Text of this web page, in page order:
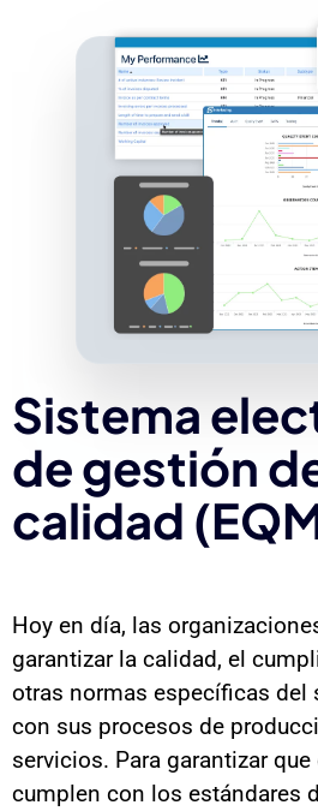
Sistema
de gestión
calidad
Hoy en día, las
garantizar la calidad, el
otras normas específicas del
con sus procesos de
servicios. Para garantizar
cumplen con los estándares